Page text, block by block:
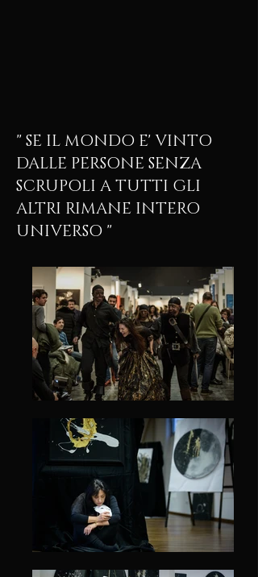
" SE IL MONDO E' VINTO
DALLE PERSONE SENZA
SCRUPOLI A TUTTI GLI
ALTRI RIMANE INTERO
UNIVERSO "